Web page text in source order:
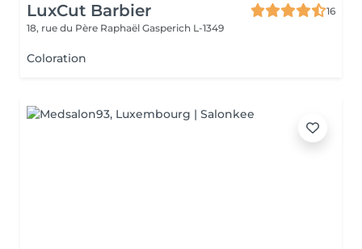
LuxCut Barbier
16
18, rue du Père Raphaël Gasperich L-1349
Coloration